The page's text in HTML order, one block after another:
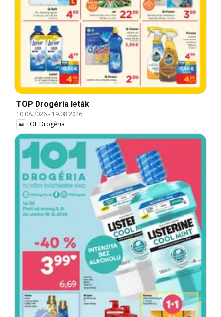
TOP Drogéria leták
10.08.2026- 19.08.2026
TOP Drogéria